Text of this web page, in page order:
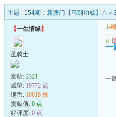
主题 : 154期：新澳门【马到功成】△
【一生情缘】
圣骑士
发帖: 2321
威望: 19772 点
铜币: 10018 枚
贡献值: 0 点
好评度: 0 点
14
u
一
一